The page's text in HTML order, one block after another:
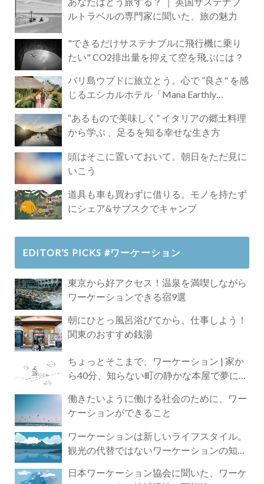
ルトラベルの専門家に聞いた、旅の魅力
"できるだけサステナブルに飛行機に乗り
たい" CO2排出量を抑えて空を飛ぶには？
バリ島ウブドに旅立とう。心で ”良さ" を感
じるエシカルホテル「Mana Earthly
“あるもので美味しく” イタリアの郷土料理
から学ぶ 、足るを知る幸せな生き方
頭はそこに置いておいて。朝日をただ見に
いこう
道具も車も買わずに借りる。モノを持たず
にシェア&サブスクでキャンプ
EDITOR’S PICKS #ワーケーション
東京から好アクセス！温泉を満喫しながら
ワーケーションできる宿9選
朝にひとっ風呂浴びてから、仕事しよう！
関東のおすすめ銭湯
ちょっとそこまで、ワーケーション | 家か
ら40分、知らない町の静かな本屋で夢に近
働きたいように働ける社会のために、ワー
ケーションができること
ワーケーションは新しいライフスタイル。
観光の代替ではないワーケーションの知ら
日本ワーケーション協会に聞いた、ワーケ